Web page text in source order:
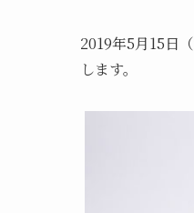
2019年5月15日
します。